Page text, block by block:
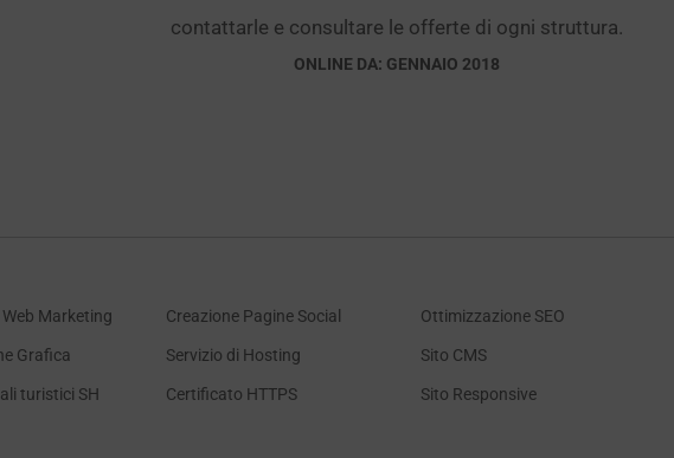
contattarle e consultare le offerte di ogni struttura.
ONLINE DA: GENNAIO 2018
Marketing Creazione Pagine Social Ottimizzazione SEO
Grafica Servizio di Hosting Sito CMS
turistici SH Certificato HTTPS Sito Responsive